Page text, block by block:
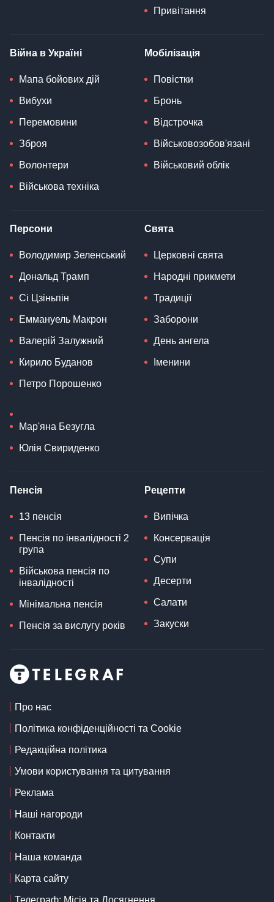
Привітання
Війна в Україні
Мапа бойових дій
Вибухи
Перемовини
Зброя
Волонтери
Військова техніка
Мобілізація
Повістки
Бронь
Відстрочка
Військовозобов'язані
Військовий облік
Персони
Володимир Зеленський
Дональд Трамп
Сі Цзіньпін
Еммануель Макрон
Валерій Залужний
Кирило Буданов
Петро Порошенко
Мар'яна Безугла
Юлія Свириденко
Свята
Церковні свята
Народні прикмети
Традиції
Заборони
День ангела
Іменини
Пенсія
13 пенсія
Пенсія по інвалідності 2
група
Військова пенсія по
інвалідності
Мінімальна пенсія
Пенсія за вислугу років
Рецепти
Випічка
Консервація
Супи
Десерти
Салати
Закуски
Про нас
Політика конфіденційності та Cookie
Редакційна політика
Умови користування та цитування
Реклама
Наші нагороди
Контакти
Наша команда
Карта сайту
Телеграф: Місія та Досягнення